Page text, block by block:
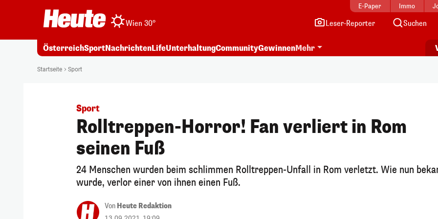
E-Paper Immo
Wien 30° Leser-Reporter Suchen
ÖsterreichSportNachrichtenLifeUnterhaltungCommunityGewinnenMehr
Startseite Sport
Sport
Rolltreppen-Horror! Fan verliert in Rom
seinen Fuß
24 Menschen wurden beim schlimmen Rolltreppen-Unfall in Rom verletzt. Wie nun
wurde, verlor einer von ihnen einen Fuß.
Von Heute Redaktion